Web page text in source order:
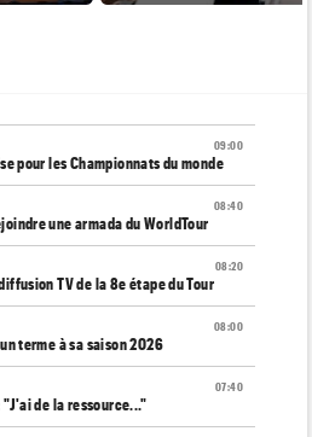
09:00
pour les Championnats du monde
08:40
une armada du WorldTour
08:20
TV de la 8e étape du Tour
08:00
terme à sa saison 2026
07:40
de la ressource..."